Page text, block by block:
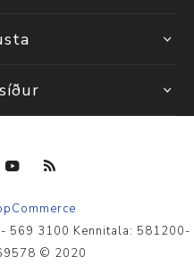
569 3100 Kennitala: 581200-
© 2020